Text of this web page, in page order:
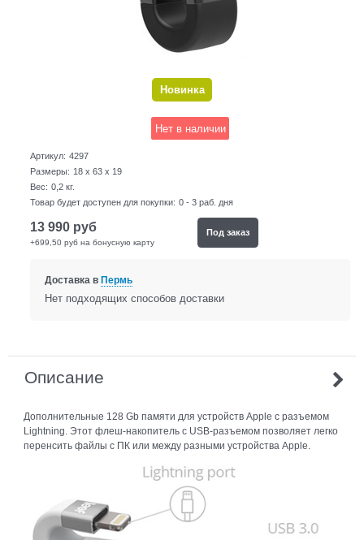
Новинка
Нет в наличии
Артикул: 4297
Размеры: 18 x 63 x 19
Вес: 0,2 кг.
Товар будет доступен для покупки: 0 - 3 раб. дня
13 990 руб
+699,50 руб на бонусную карту
Под заказ
Доставка в Пермь
Нет подходящих способов доставки
Описание
Дополнительные 128 Gb памяти для устройств Apple с разъемом
Lightning. Этот флеш-накопитель с USB-разъемом позволяет легко
перенсить файлы с ПК или между разными устройства Apple.